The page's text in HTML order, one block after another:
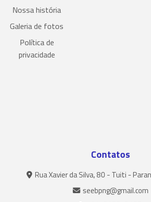
Nossa história
Galeria de fotos
Política de
privacidade
Contatos
Rua Xavier da Silva, 80 - Tuiti -
seebpng@gmail.com